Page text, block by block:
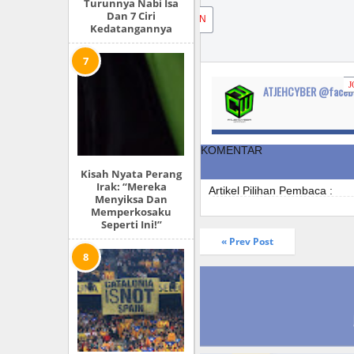
Turunnya Nabi Isa
Dan 7 Ciri
Kedatangannya
Kisah Nyata Perang
Irak: “Mereka
Menyiksa Dan
Memperkosaku
Seperti Ini!”
JOIN
ATJEHCYBER
KOMENTAR
Artikel Pilihan Pembaca :
« Prev Post